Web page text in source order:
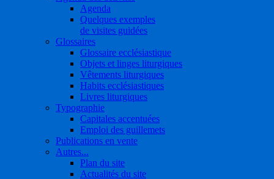
Agenda
Quelques exemples
de visites guidées
Glossaires
Glossaire ecclésiastique
Objets et linges liturgiques
Vêtements liturgiques
Habits ecclésiastiques
Livres liturgiques
Typographie
Capitales accentuées
Emploi des guillemets
Publications en vente
Autres...
Plan du site
Actualités du site